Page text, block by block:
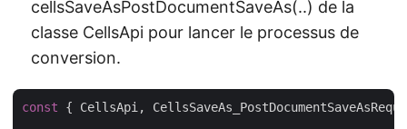
cellsSaveAsPostDocumentSaveAs(..) de la
classe CellsApi pour lancer le processus de
conversion.
const { CellsApi,